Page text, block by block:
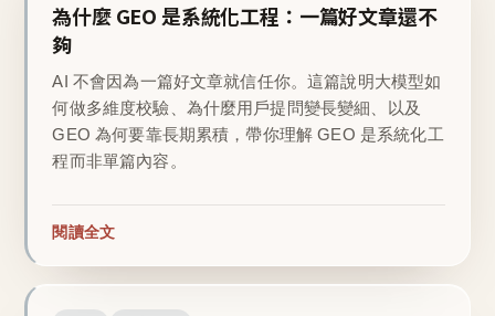
為什麼 GEO 是系統化工程：一篇好文章還不
夠
AI 不會因為一篇好文章就信任你。這篇說明大模型如
何做多維度校驗、為什麼用戶提問變長變細、以及
GEO 為何要靠長期累積，帶你理解 GEO 是系統化工
程而非單篇內容。
閱讀全文